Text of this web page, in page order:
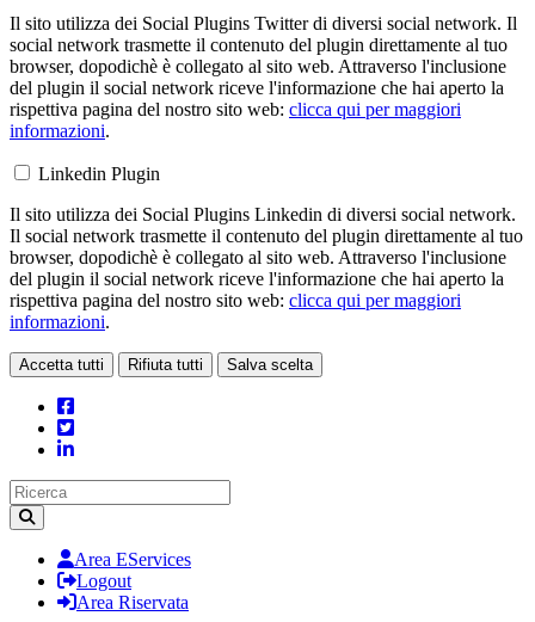
Il sito utilizza dei Social Plugins Twitter di diversi social network. Il
social network trasmette il contenuto del plugin direttamente al tuo
browser, dopodichè è collegato al sito web. Attraverso l'inclusione
del plugin il social network riceve l'informazione che hai aperto la
rispettiva pagina del nostro sito web: clicca qui per maggiori
informazioni.
Linkedin Plugin
Il sito utilizza dei Social Plugins Linkedin di diversi social network.
Il social network trasmette il contenuto del plugin direttamente al tuo
browser, dopodichè è collegato al sito web. Attraverso l'inclusione
del plugin il social network riceve l'informazione che hai aperto la
rispettiva pagina del nostro sito web: clicca qui per maggiori
informazioni.
Accetta tutti Rifiuta tutti Salva scelta
Area EServices
Logout
Area Riservata